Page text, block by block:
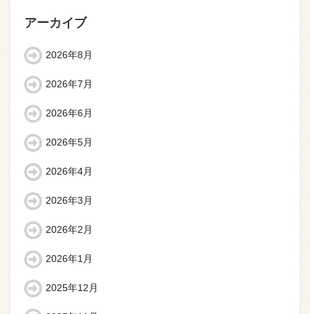
アーカイブ
2026年8月
2026年7月
2026年6月
2026年5月
2026年4月
2026年3月
2026年2月
2026年1月
2025年12月